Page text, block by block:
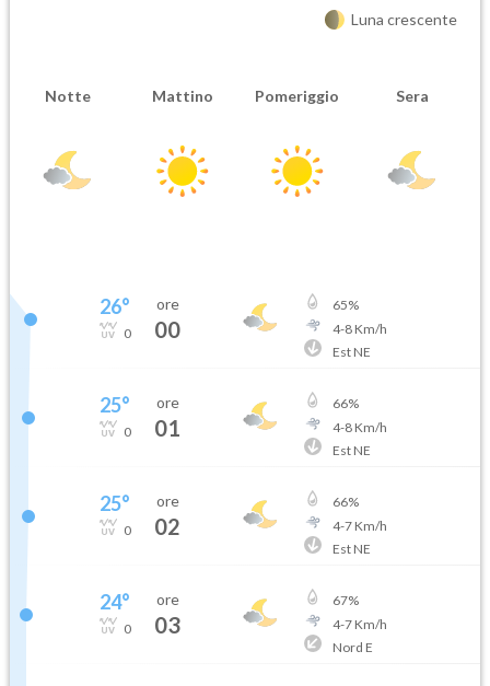
Luna crescente
Notte Mattino Pomeriggio Sera
26°
0
ore
00
65%
4-8Km/h
Est NE
25°
0
ore
01
66%
4-8Km/h
Est NE
25°
0
ore
02
66%
4-7Km/h
Est NE
24°
0
ore
03
67%
4-7Km/h
Nord E